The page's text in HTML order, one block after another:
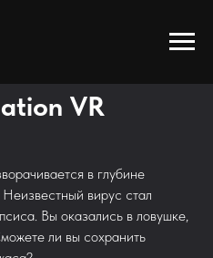
VR
в глубине
вирус стал
Вы оказались в ловушке,
ли вы сохранить